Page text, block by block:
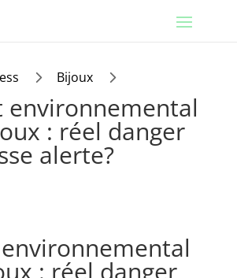
5 Bijoux 5
environnemental
: réel danger
alerte?
: réel danger